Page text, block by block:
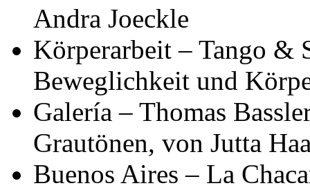
Andra Joeckle
Körperarbeit – Tango
Beweglichkeit und
Galería – Thomas
Grautönen, von Jutta
Buenos Aires – La